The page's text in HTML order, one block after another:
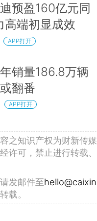
预盈160亿元同
高端初显成效
APP打开
销量186.8万辆
翻番
APP打开
之知识产权为财新传
许可，禁止进行转载
发邮件至
载。